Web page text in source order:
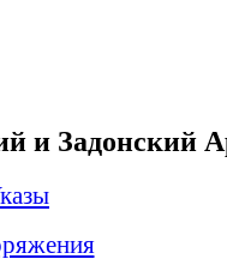
и Задонский